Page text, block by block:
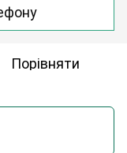
Порівняти